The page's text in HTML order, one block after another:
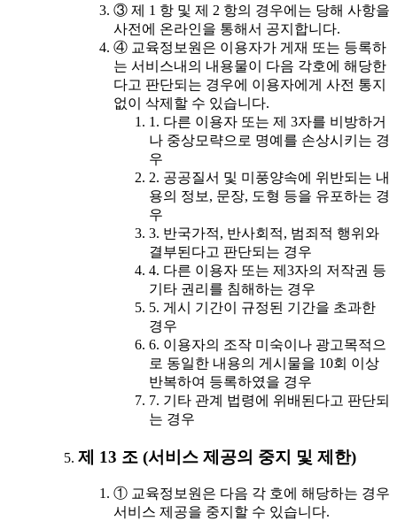
③ 제 1 항 및 제 2 항의 경우에는 당해 사항을
사전에 온라인을 통해서 공지합니다.
④ 교육정보원은 이용자가 게재 또는 등록하
는 서비스내의 내용물이 다음 각호에 해당한
다고 판단되는 경우에 이용자에게 사전 통지
없이 삭제할 수 있습니다.
1. 다른 이용자 또는 제 3자를 비방하거
나 중상모략으로 명예를 손상시키는 경
우
2. 공공질서 및 미풍양속에 위반되는 내
용의 정보, 문장, 도형 등을 유포하는 경
우
3. 반국가적, 반사회적, 범죄적 행위와
결부된다고 판단되는 경우
4. 다른 이용자 또는 제3자의 저작권 등
기타 권리를 침해하는 경우
5. 게시 기간이 규정된 기간을 초과한
경우
6. 이용자의 조작 미숙이나 광고목적으
로 동일한 내용의 게시물을 10회 이상
반복하여 등록하였을 경우
7. 기타 관계 법령에 위배된다고 판단되
는 경우
제 13 조 (서비스 제공의 중지 및 제한)
① 교육정보원은 다음 각 호에 해당하는 경우
서비스 제공을 중지할 수 있습니다.